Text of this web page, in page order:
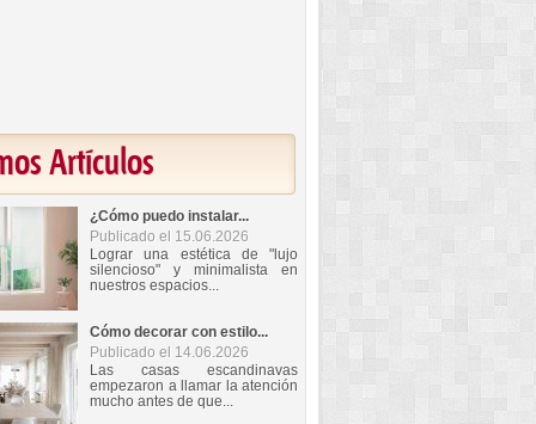
Artículos
¿Cómo puedo instalar...
Publicado el 15.06.2026
Lograr una estética de "lujo
silencioso" y minimalista en
nuestros espacios...
Cómo decorar con estilo...
Publicado el 14.06.2026
Las casas escandinavas
empezaron a llamar la atención
mucho antes de que...